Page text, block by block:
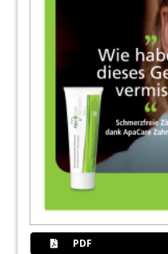
PDF